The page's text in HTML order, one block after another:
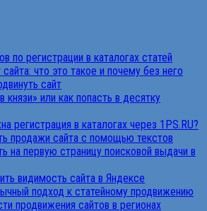
по регистрации в каталогах статей
сайта: что это такое и почему без него
сайт
князи» или как попасть в десятку
регистрация в каталогах через 1PS.RU?
продажи сайта с помощью текстов
на первую страницу поисковой выдачи в
видимость сайта в Яндексе
подход к статейному продвижению
продвижения сайтов в регионах